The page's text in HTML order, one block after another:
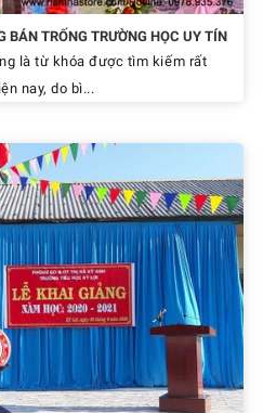
BÁN TRỐNG TRƯỜNG HỌC UY TÍN
là từ khóa được tìm kiếm rất
nay, do bì...